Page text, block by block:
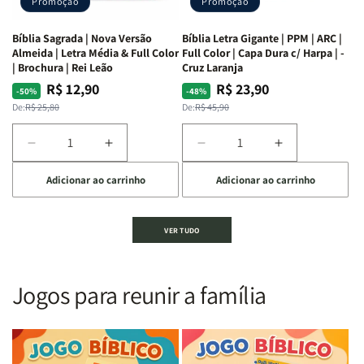
66
da
Bíblia
Equipe
teológica
Penkal
da
Bíblia
Penkal
Bíblia Sagrada | Nova Versão
Almeida | Letra Média & Full Color
| Brochura | Rei Leão
-50%
Preço
normal
De:R$ 25,80
Preço
promocional
R$ 12,90
Diminuir
a
quantidade
de
Almeida
Letra
Média
Aumentar
a
quantidade
de
Bíblia
Almeida
Letra
Média
Adicionar ao carrinho
Bíblia Letra Gigante | PPM | ARC |
Full Color | Capa Dura c/ Harpa | -
Cruz Laranja
-48%
Preço
normal
De:R$ 45,90
Preço
promocional
R$ 23,90
Diminuir
a
quantidade
de
Bíblia
PPM
|
|
Full
Aumentar
a
quantidade
de
|
Full
Adicionar ao carrinho
VER TUDO
Jogos para reunir a família